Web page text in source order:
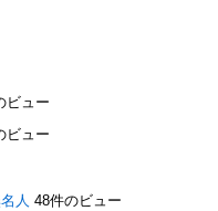
ビュー
ビュー
人 48件のビュー